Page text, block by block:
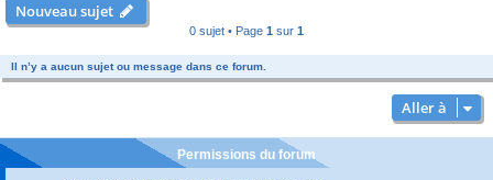
Nouveau sujet
0 sujet • Page 1 sur 1
Il n’y a aucun sujet ou message dans ce forum.
Aller à
Permissions du forum